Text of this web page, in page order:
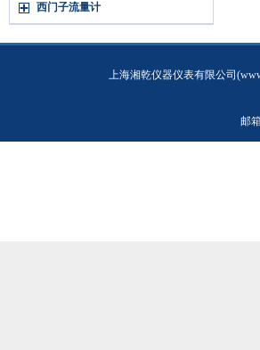
西门子流量计
上海湘乾仪器仪表有限公司
邮